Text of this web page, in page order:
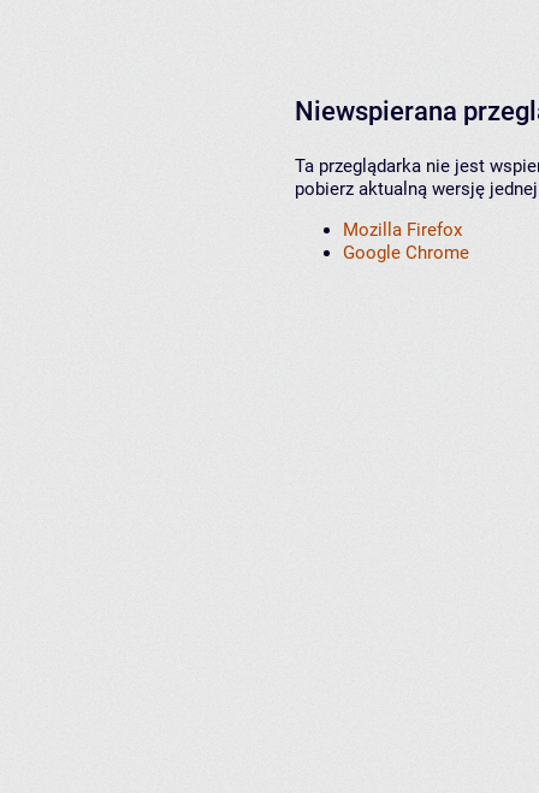
Niewspierana
Ta przeglądarka nie jest
pobierz aktualną wersję
Mozilla Firefox
Google Chrome